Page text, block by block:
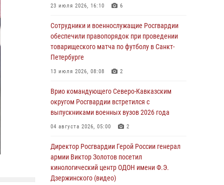
На Сахалине при участии СОБР Росгвардии
пресекли нелегальную добычу биоресурсов
06 августа 2026, 05:12
беспилотников в ЛНР
06 августа 2026, 05:00
Выпускники вузов Росгвардии прибыли для
06 августа 2026, 04:00 3
Росгвардейцы проверили работу ЧОП в
детских оздоровительных лагерях в Курске
23 июля 2026, 16:10 6
Сотрудники и военнослужащие Росгвардии
обеспечили правопорядок при проведении
товарищеского матча по футболу в Санкт-
Петербурге
13 июля 2026, 08:08 2
Врио командующего Северо-Кавказским
округом Росгвардии встретился с
выпускниками военных вузов 2026 года
04 августа 2026, 05:00 2
Директор Росгвардии Герой России генерал
армии Виктор Золотов посетил
кинологический центр ОДОН имени Ф.Э.
Дзержинского (видео)